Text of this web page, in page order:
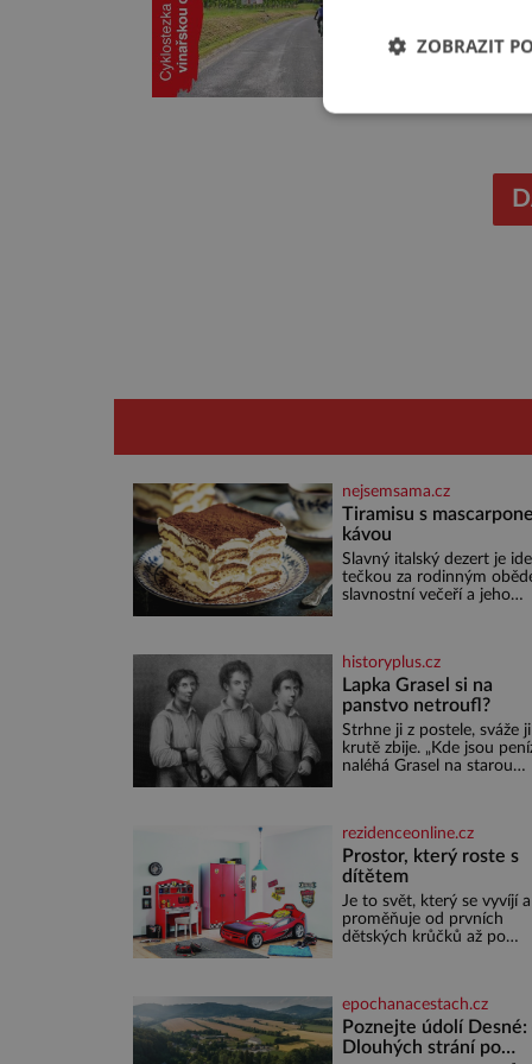
nejsemsama.cz
Tiramisu s
kávou
Slavný italský dezert je
tečkou za rodinným
slavnostní večeří a jeho
vejce 80 g cukru 200 g
cukrářských piškotů 250 ml
silné kávy 2 lžíce amaretta
kakao na posypání Postup:
Oddělte žloutky od bílků.
Žloutky vyšlehejte s
do světlé pěny a postupně
historyplus.cz
Lapka Grasel si na
panstvo netroufl?
Strhne ji z postele, sváže
krutě zbije. „Kde jsou
naléhá Grasel na starou
spokojí se lupič s několika
měďáky a štůčky látky.
Zraněná žena pár dní nato
krutý. Jeho činy budí hrůzu
ještě dlouho po jeho smrti
rezidenceonline.cz
Prostor, který roste s
dítětem
Je to svět, který se vyvíjí a
proměňuje od prvních
dětských krůčků až po
odpočinek a reaguje na
každou etapu života a
specifické potřeby dítěte.
epochanacestach.cz
Poznejte údolí Desné:
Dlouhých strání po
ZOBRAZIT